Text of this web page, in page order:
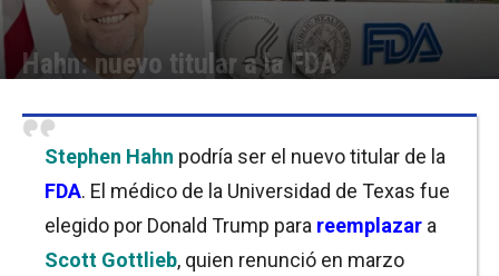
Hahn: nuevo titular a la FDA
Stephen Hahn podría ser el nuevo titular de la
FDA. El médico de la Universidad de Texas fue
elegido por Donald Trump para reemplazar a
Scott Gottlieb, quien renunció en marzo